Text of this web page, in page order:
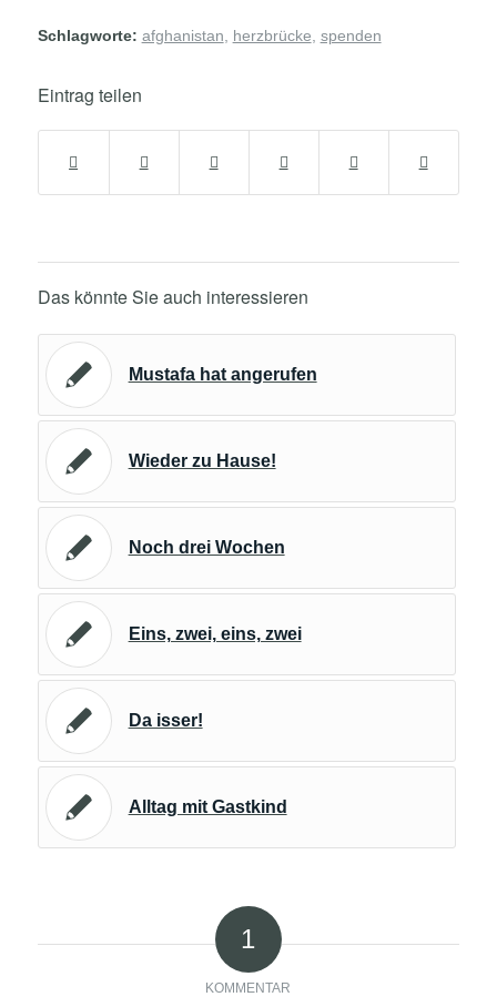
Schlagworte: afghanistan, herzbrücke, spenden
Eintrag teilen
Das könnte Sie auch interessieren
Mustafa hat angerufen
Wieder zu Hause!
Noch drei Wochen
Eins, zwei, eins, zwei
Da isser!
Alltag mit Gastkind
1
KOMMENTAR